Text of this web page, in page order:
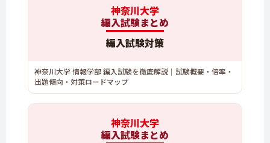
神奈川大学
編入試験まとめ
編入試験対策
神奈川大学 情報学部 編入試験を徹底解説｜試験概要・倍率・
出題傾向・対策ロードマップ
神奈川大学
編入試験まとめ